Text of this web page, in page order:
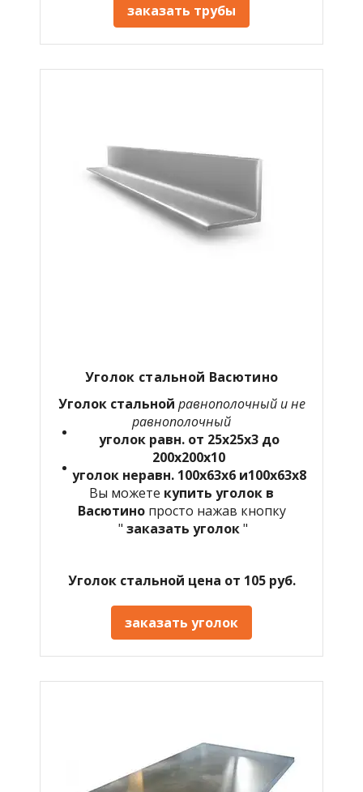
заказать трубы
Уголок стальной Васютино
Уголок стальной равнополочный и не
равнополочный
уголок равн. от 25х25х3 до
200х200х10
уголок неравн. 100х63х6 и100х63х8
Вы можете купить уголок в
Васютино просто нажав кнопку
" заказать уголок"
Уголок стальной цена от 105 руб.
заказать уголок